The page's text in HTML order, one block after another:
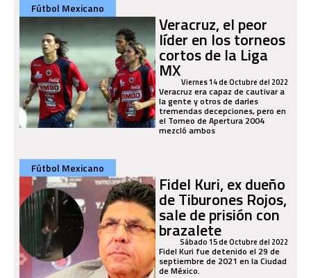
Fútbol Mexicano
Veracruz, el peor
líder en los torneos
cortos de la Liga
MXViernes 14 de Octubre del 2022
Veracruz era capaz de cautivar a
la gente y otros de darles
tremendas decepciones, pero en
el Torneo de Apertura 2004
mezcló ambos
Fútbol Mexicano
Fidel Kuri, ex dueño
de Tiburones Rojos,
sale de prisión con
brazalete
Sábado 15 de Octubre del 2022
Fidel Kuri fue detenido el 29 de
septiembre de 2021 en la Ciudad
de México.